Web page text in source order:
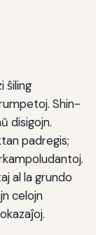
ŝiling
Shin-
disigojn.
padregis;
al la grundo
celojn